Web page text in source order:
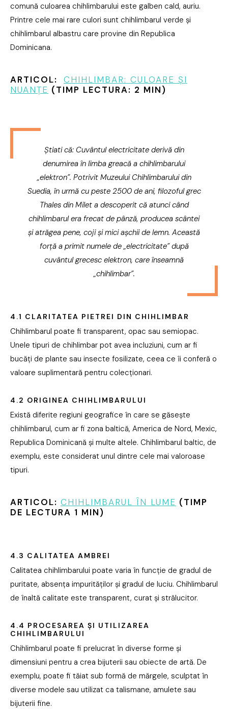
comună culoarea chihlimbarului este galben cald, auriu.
Printre cele mai rare culori sunt chihlimbarul verde și
chihlimbarul albastru care provine din Republica
Dominicana.
ARTICOL: CHIHLIMBAR: CULOARE ȘI
NUANȚE (TIMP LECTURA: 2 MIN)
Știati că: Cuvântul electricitate derivă din
denumirea în limba greacă a chihlimbarului
„elektron”. Potrivit Muzeului Chihlimbarului din
Suedia, în urmă cu peste 2500 de ani, filozoful grec
Thales din Milet a descoperit că atunci când
chihlimbarul era frecat de pânză, producea scântei
și atrăgea pene, coji și mici așchii de lemn. Această
forță a primit numele de „electricitate” după
cuvântul grecesc elektron, care înseamnă
„chihlimbar”.
4.1 CLARITATEA PIETREI DIN CHIHLIMBAR
Chihlimbarul poate fi transparent, opac sau semiopac.
Unele tipuri de chihlimbar pot avea incluziuni, cum ar fi
bucăți de plante sau insecte fosilizate, ceea ce îi conferă o
valoare suplimentară pentru colecționari.
4.2 ORIGINEA CHIHLIMBARULUI
Există diferite regiuni geografice în care se găsește
chihlimbarul, cum ar fi zona baltică, America de Nord, Mexic,
Republica Dominicană și multe altele. Chihlimbarul baltic, de
exemplu, este considerat unul dintre cele mai valoroase
tipuri.
ARTICOL: CHIHLIMBARUL ÎN LUME (TIMP
DE LECTURA 1 MIN)
4.3 CALITATEA AMBREI
Calitatea chihlimbarului poate varia în funcție de gradul de
puritate, absența impurităților și gradul de luciu. Chihlimbarul
de înaltă calitate este transparent, curat și strălucitor.
4.4 PROCESAREA ȘI UTILIZAREA
CHIHLIMBARULUI
Chihlimbarul poate fi prelucrat în diverse forme și
dimensiuni pentru a crea bijuterii sau obiecte de artă. De
exemplu, poate fi tăiat sub formă de mărgele, sculptat în
diverse modele sau utilizat ca talismane, amulete sau
bijuterii fine.